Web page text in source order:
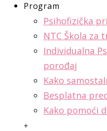
Program
Psihofizička
NTC Škola za
Individualna
porođaj
Kako
Besplatna
Kako pomoći
+